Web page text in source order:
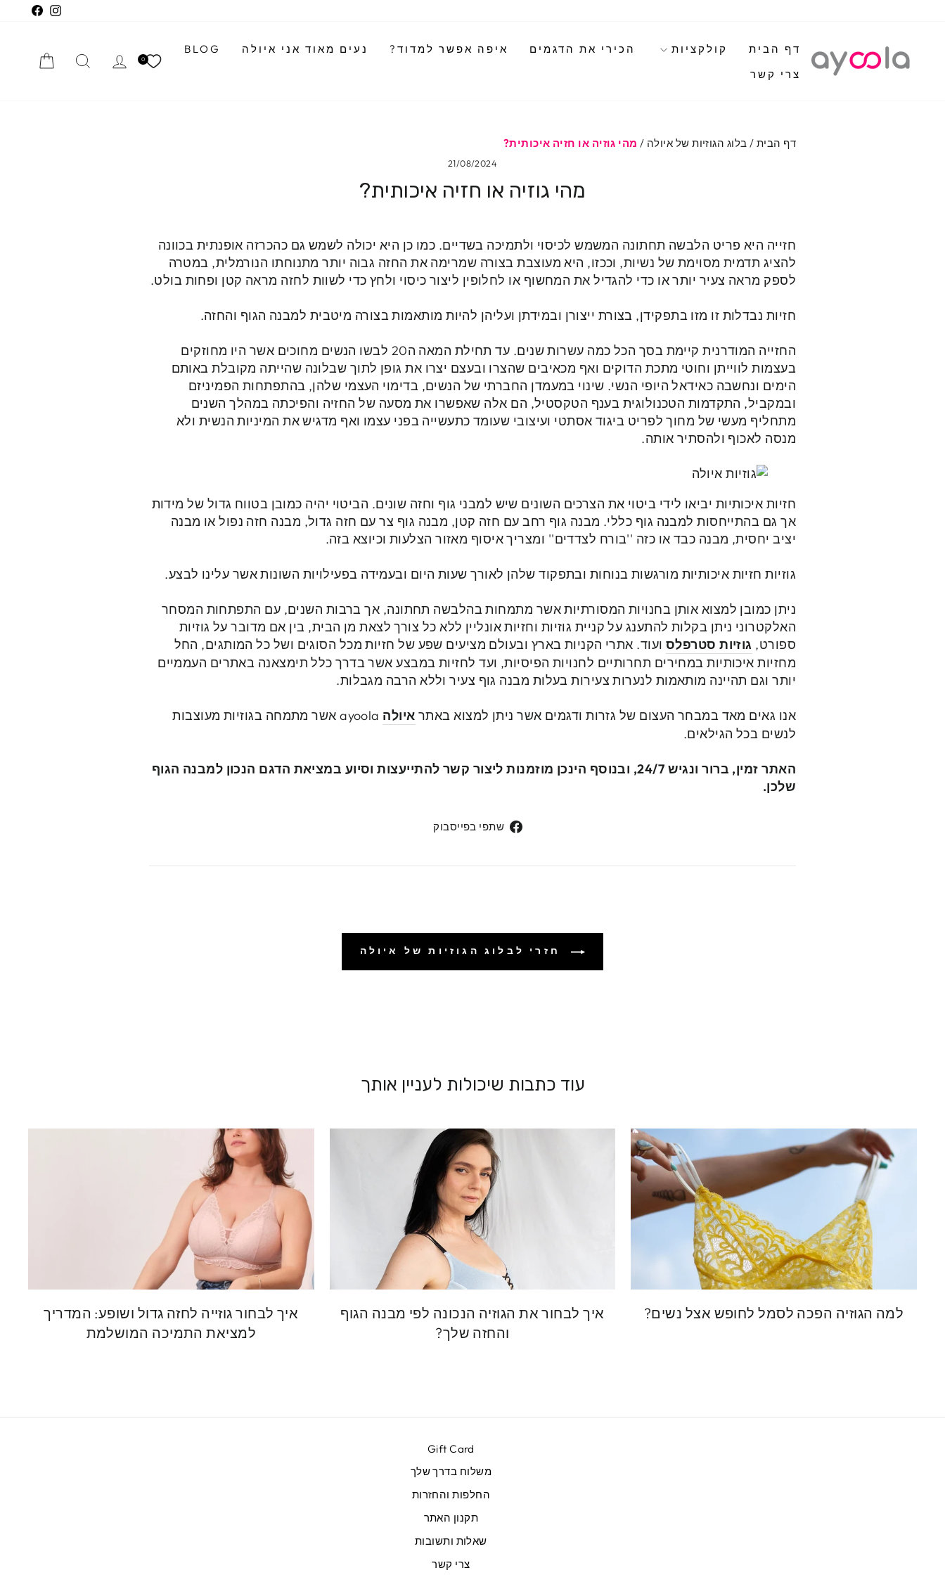
Instagram
דף הבית קולקציות הכירי את הדגמים איפה אפשר למדוד? נעים מאוד אני איולה
BLOG
צרי קשר
0 התחבריחיפוש
דף הבית / בלוג הגוזיות של איולה / מהי גוזיה או חזיה איכותית?
21/08/2024
מהי גוזיה או חזיה איכותית?
חזייה היא פריט הלבשה תחתונה המשמש לכיסוי ולתמיכה בשדיים. כמו כן היא יכולה לשמש גם כהכרזה אופנתית בכוונה
להציג תדמית מסוימת של נשיות, וככזו, היא מעוצבת בצורה שמרימה את החזה גבוה יותר מתנוחתו הנורמלית, במטרה
לספק מראה צעיר יותר או כדי להגדיל את המחשוף או לחלופין ליצור כיסוי ולחץ כדי לשוות לחזה מראה קטן ופחות בולט.
חזיות נבדלות זו מזו בתפקידן, בצורת ייצורן ובמידתן ועליהן להיות מותאמות בצורה מיטבית למבנה הגוף והחזה.
החזייה המודרנית קיימת בסך הכל כמה עשרות שנים. עד תחילת המאה ה20 לבשו הנשים מחוכים אשר היו מחוזקים
בעצמות לווייתן וחוטי מתכת הדוקים ואף מכאיבים שהצרו ובעצם יצרו את גופן לתוך שבלונה שהייתה מקובלת באותם
הימים ונחשבה כאידאל היופי הנשי. שינוי במעמדן החברתי של הנשים, בדימוי העצמי שלהן, בהתפתחות הפמיניזם
ובמקביל, התקדמות הטכנולוגית בענף הטקסטיל, הם אלה שאפשרו את מסעה של החזיה והפיכתה במהלך השנים
מתחליף מעשי של מחוך לפריט ביגוד אסתטי ועיצובי שעומד כתעשייה בפני עצמו ואף מדגיש את המיניות הנשית ולא
מנסה לאכוף ולהסתיר אותה.
חזיות איכותיות יביאו לידי ביטוי את הצרכים השונים שיש למבני גוף וחזה שונים. הביטוי יהיה כמובן בטווח גדול של מידות
אך גם בהתייחסות למבנה גוף כללי. מבנה גוף רחב עם חזה קטן, מבנה גוף צר עם חזה גדול, מבנה חזה נפול או מבנה
יציב יחסית, מבנה כבד או כזה ''בורח לצדדים'' ומצריך איסוף מאזור הצלעות וכיוצא בזה.
גוזיות חזיות איכותיות מורגשות בנוחות ובתפקוד שלהן לאורך שעות היום ובעמידה בפעילויות השונות אשר עלינו לבצע.
ניתן כמובן למצוא אותן בחנויות המסורתיות אשר מתמחות בהלבשה תחתונה, אך ברבות השנים, עם התפתחות המסחר
האלקטרוני ניתן בקלות להתענג על קניית גוזיות וחזיות אונליין ללא כל צורך לצאת מן הבית, בין אם מדובר על גוזיות
ספורט, גוזיות סטרפלס ועוד. אתרי הקניות בארץ ובעולם מציעים שפע של חזיות מכל הסוגים ושל כל המותגים, החל
מחזיות איכותיות במחירים תחרותיים לחנויות הפיסיות, ועד לחזיות במבצע אשר בדרך כלל תימצאנה באתרים העממיים
יותר וגם תהיינה מותאמות לנערות צעירות בעלות מבנה גוף צעיר וללא הרבה מגבלות.
אנו גאים מאד במבחר העצום של גזרות ודגמים אשר ניתן למצוא באתר איולה
ayoola אשר מתמחה בגוזיות מעוצבות
לנשים בכל הגילאים.
האתר זמין, ברור ונגיש 24/7, ובנוסף הינכן מוזמנות ליצור קשר להתייעצות וסיוע במציאת הדגם הנכון למבנה הגוף
שלכן.
שתפי בפייסבוק
חזרי לבלוג הגוזיות של איולה
עוד כתבות שיכולות לעניין אותך
איך לבחור גוזייה לחזה גדול ושופע: המדריך
למציאת התמיכה המושלמת
איך לבחור את הגוזיה הנכונה לפי מבנה הגוף
והחזה שלך?
למה הגוזיה הפכה לסמל לחופש אצל נשים?
Gift Card
משלוח בדרך שלך
החלפות והחזרות
תקנון האתר
שאלות ותשובות
צרי קשר